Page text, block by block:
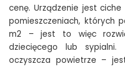
cenę. Urządzenie jest
pomieszczeniach, których
m2 – jest to więc
dziecięcego lub
oczyszcza powietrze –